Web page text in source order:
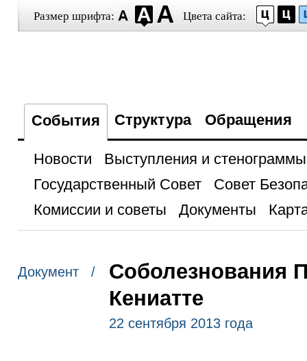
Размер шрифта: Цвета сайта:
События Структура Обращения
Новости
Выступления и стенограммы
Государственный Совет
Совет
Комиссии и советы
Документы
Документ /
Соболезнования
Кениатте
22 сентября 2013 года